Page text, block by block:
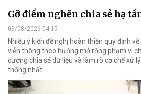
Gỡ điểm nghẽn chia sẻ hạ
09/08/2026 04:15
Nhiều ý kiến đề nghị hoàn thiện quy định
viễn thông theo hướng mở rộng phạm vi
cường chia sẻ dữ liệu và làm rõ cơ chế xử
thống nhất.